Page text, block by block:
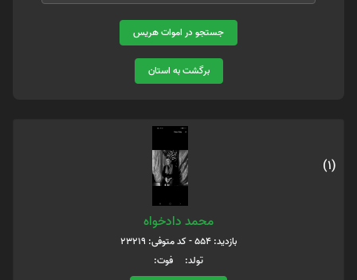
جستجو در اموات هریس
برگشت به استان
(1)
محمد دادخواه
بازدید: 554 - کد متوفی: 23219
تولد: فوت: